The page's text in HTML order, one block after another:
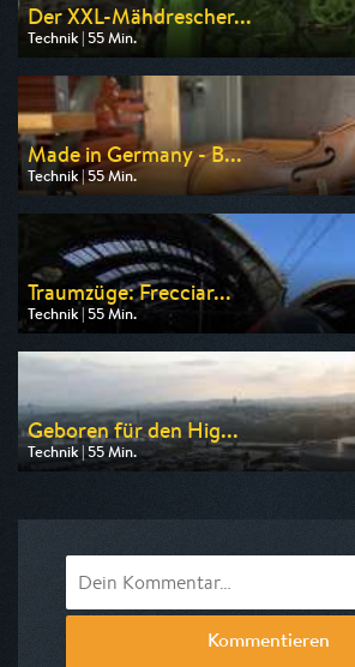
Der XXL-Mähdrescher...
Technik | 55 Min.
Ausgestrahlt von WELT
am 09.08.2026, 17:30
Made in Germany - B...
Technik | 55 Min.
Ausgestrahlt von N24 Doku
am 09.08.2026, 14:00
Traumzüge: Frecciar...
Technik | 55 Min.
Ausgestrahlt von N24 Doku
am 09.08.2026, 09:45
Geboren für den Hig...
Technik | 55 Min.
Ausgestrahlt von N24 Doku
Kommentieren